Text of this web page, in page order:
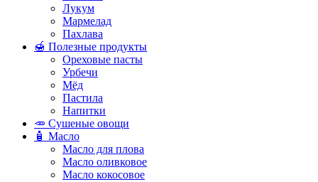
Лукум
Мармелад
Пахлава
🍯 Полезные продукты
Ореховые пасты
Урбечи
Мёд
Пастила
Напитки
🥕 Сушеные овощи
🧴 Масло
Масло для плова
Масло оливковое
Масло кокосовое